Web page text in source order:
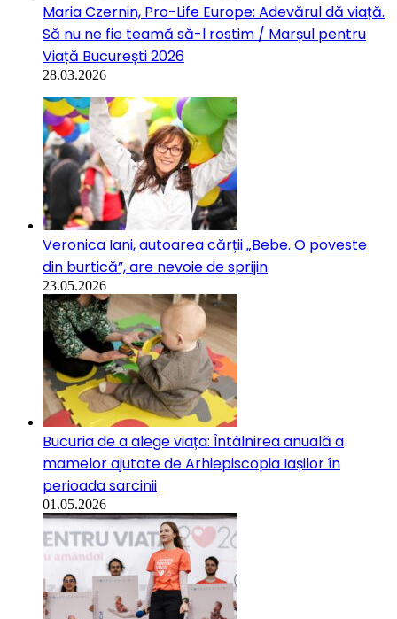
Maria Czernin, Pro-Life Europe: Adevărul dă viață.
Să nu ne fie teamă să-l rostim / Marșul pentru
Viață București 2026
28.03.2026
Veronica Iani, autoarea cărții „Bebe. O poveste
din burtică”, are nevoie de sprijin
23.05.2026
Bucuria de a alege viața: Întâlnirea anuală a
mamelor ajutate de Arhiepiscopia Iașilor în
perioada sarcinii
01.05.2026